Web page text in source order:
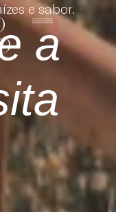
e sabor.
a